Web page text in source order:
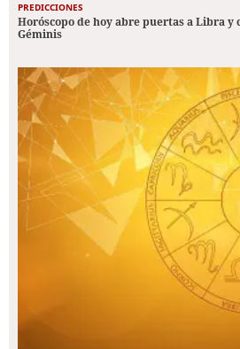
PREDICCIONES
Horóscopo de hoy abre puertas a Libra y
Géminis